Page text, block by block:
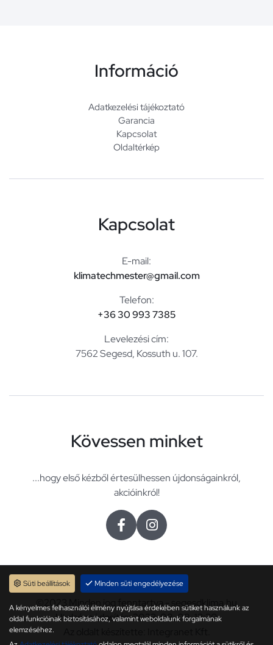
Információ
Adatkezelési tájékoztató
Garancia
Kapcsolat
Oldaltérkép
Kapcsolat
E-mail:
klimatechmester@gmail.com
Telefon:
+36 30 993 7385
Levelezési cím:
7562 Segesd, Kossuth u. 107.
Kövessen minket
...hogy első kézből értesülhessen újdonságainkról,
akcióinkról!
©2023 Minden jog fenntartva - segesdklima.hu
Utolsó módosítás: 2023. 08. 08. 13:30
Süti beállítások Minden süti engedélyezése
A kényelmes felhasználói élmény nyújtása érdekében sütiket használunk az
oldal funkcióinak biztosításához, valamint weboldalunk forgalmának
elemzéséhez.